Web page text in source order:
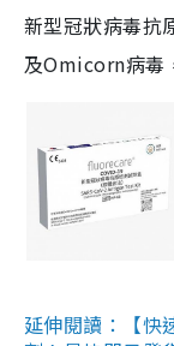
新型冠狀病毒抗
及Omicorn病毒
延伸閱讀：【快